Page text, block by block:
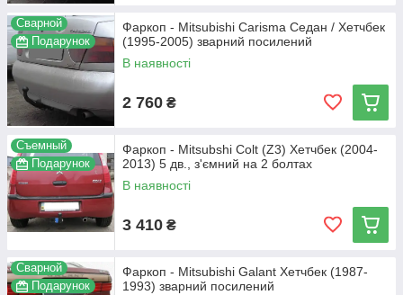
Сварной
Подарунок
Фаркоп - Mitsubishi Carisma Седан / Хетчбек
(1995-2005) зварний посилений
В наявності
2 760 ₴
Съемный
Подарунок
Фаркоп - Mitsubshi Colt (Z3) Хетчбек (2004-
2013) 5 дв., з'ємний на 2 болтах
В наявності
3 410 ₴
Сварной
Подарунок
Фаркоп - Mitsubishi Galant Хетчбек (1987-
1993) зварний посилений